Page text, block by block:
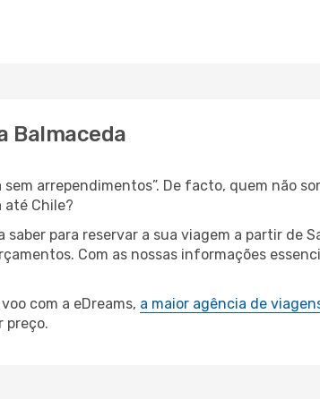
Balmaceda
arrependimentos”. De facto, quem não
até Chile?
para reservar a sua viagem a partir de
Com as nossas informações
com a eDreams, a maior agência de
preço.